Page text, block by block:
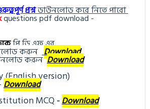
প্রশ্নডাউনলোড করে নিতে পারো
questions pdf download -
পি ডি এফ এর
করুন Download
করুন Download
(English version)
Download
MCQ- Download